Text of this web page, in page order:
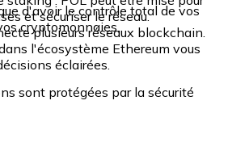
et sécuriser le réseau.
plusieurs réseaux blockchain.
l'écosystème Ethereum vous
éclairées.
d'avoir le contrôle total de vos
cryptomonnaies.
sont protégées par la sécurité